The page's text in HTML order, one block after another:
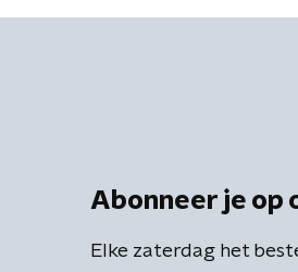
Abonneer je op
Elke zaterdag het